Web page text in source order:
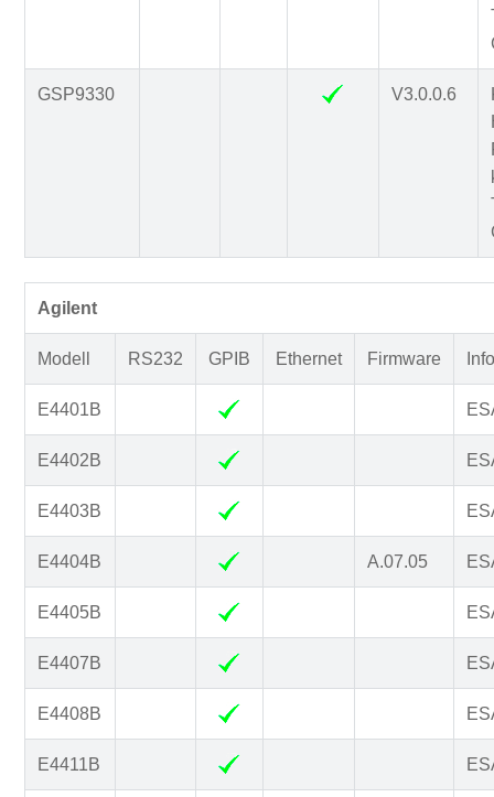
GSP9330 V3.0.0.6
Agilent
Modell RS232 GPIB Ethernet Firmware
E4401B
E4402B
E4403B
E4404B A.07.05
E4405B
E4407B
E4408B
E4411B